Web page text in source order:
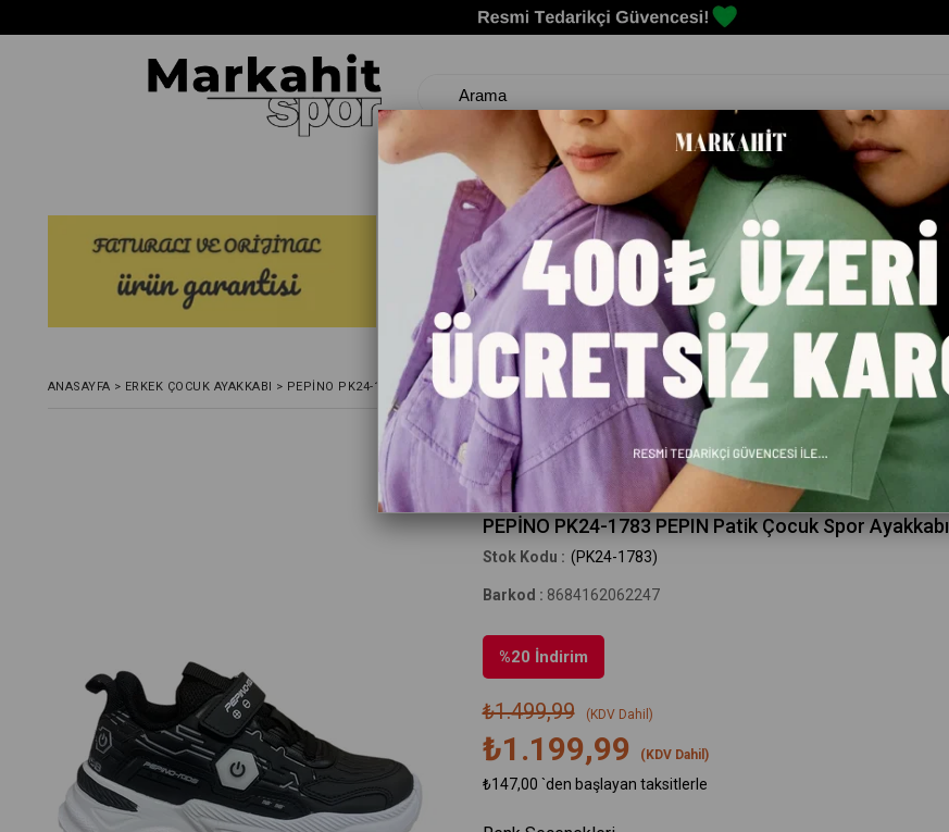
Erkek Kadın Çocuk Spor Malzemeleri Markalar Blog
ANASAYFA > ERKEK ÇOCUK AYAKKABI > PEPİNO PK24-1783 PEPIN PATIK ÇOCUK SPOR AYAKKABI
Pepino
PEPİNO PK24-1783 PEPIN Patik Çocuk Spor Ayakkabı
(PK24-1783)
Barkod : 8684162062247
%20 İndirim
₺1.499,99 (KDV Dahil)
₺1.199,99 (KDV Dahil)
₺147,00 `den başlayan taksitlerle